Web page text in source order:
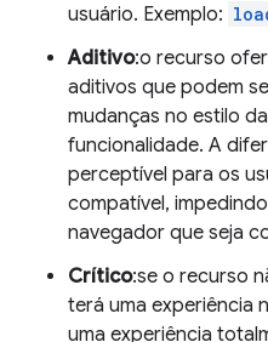
usuário. Exemplo:
Aditivo:o recurso
aditivos que podem
mudanças no estilo
funcionalidade. A
perceptível para os
compatível,
navegador que seja
Crítico:se o recurso
terá uma experiência
uma experiência